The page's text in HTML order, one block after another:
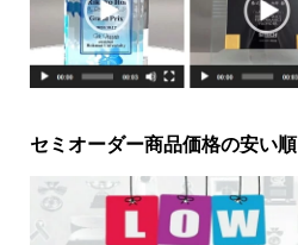
セミオーダー商品価格の安い順